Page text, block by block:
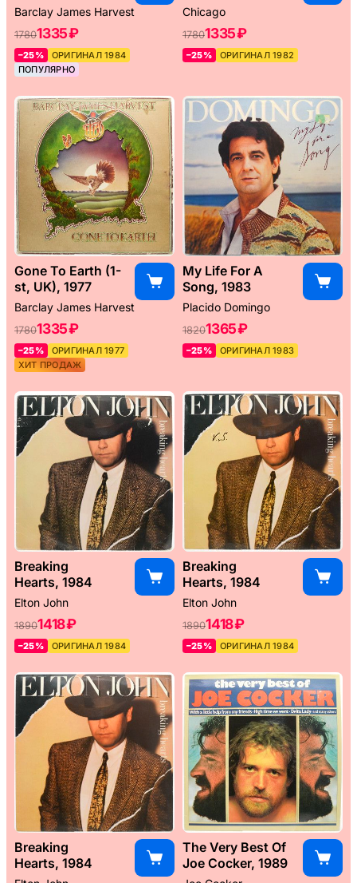
Barclay James Harvest
17801335 ₽
–25%
ОРИГИНАЛ 1984
ПОПУЛЯРНО
Chicago
17801335 ₽
–25% ОРИГИНАЛ 1982
Gone To Earth (1-
st, UK), 1977
Barclay James Harvest
17801335 ₽
–25%
ОРИГИНАЛ 1977
ХИТ ПРОДАЖ
My Life For A
Song, 1983
Placido Domingo
18201365 ₽
–25% ОРИГИНАЛ 1983
Breaking
Hearts, 1984
Elton John
18901418 ₽
–25% ОРИГИНАЛ 1984
Breaking
Hearts, 1984
Elton John
18901418 ₽
–25% ОРИГИНАЛ 1984
Breaking
Hearts, 1984
The Very Best Of
Joe Cocker, 1989